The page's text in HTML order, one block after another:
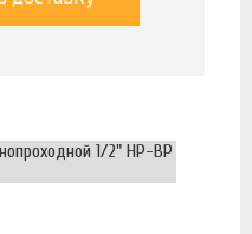
1/2" НР-ВР